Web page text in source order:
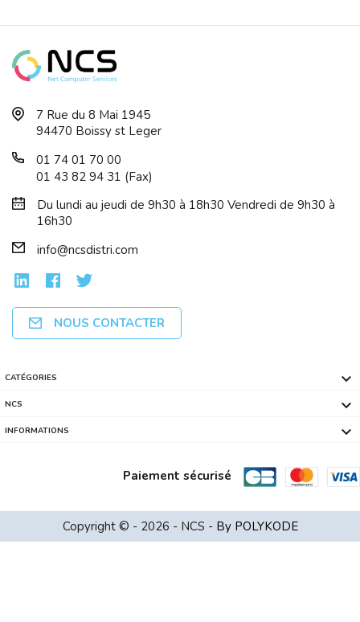
Routeur 3G Wifi 150 Mbps EDIMAX 2 POR...
7 Rue du 8 Mai 1945
94470 Boissy st Leger
01 74 01 70 00
01 43 82 94 31 (Fax)
Du lundi au jeudi de 9h30 à 18h30 Vendredi de 9h30 à
16h30
info@ncsdistri.com
NOUS CONTACTER
CATÉGORIES 
NCS 
INFORMATIONS 
Paiement sécurisé
Copyright © - 2026 - NCS - By POLYKODE